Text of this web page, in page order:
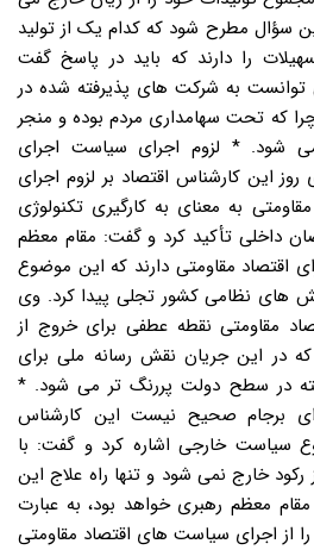
سؤال مطرح شود که کدام یک از تولید
را دارند که باید در پاسخ گفت
به شرکت های پذیرفته شده در
چرا که تحت سهامداری مردم بوده و منجر
شود. * لزوم اجرای سیاست اجرای
روز این کارشناس اقتصاد بر لزوم اجرای
به معنای به کارگیری تکنولوژی
داخلی تأکید کرد و گفت: مقام معظم
اقتصاد مقاومتی دارند که این موضوع
های نظامی کشور تجلی پیدا کرد. وی
مقاومتی نقطه عطفی برای خروج از
که در این جریان نقش رسانه ملی برای
در سطح دولت پررنگ تر می شود. *
برجام صحیح نیست این کارشناس
سیاست خارجی اشاره کرد و گفت: با
رکود خارج نمی شود و تنها راه علاج این
معظم رهبری خواهد بود، به عبارت
را از اجرای سیاست های اقتصاد مقاومتی